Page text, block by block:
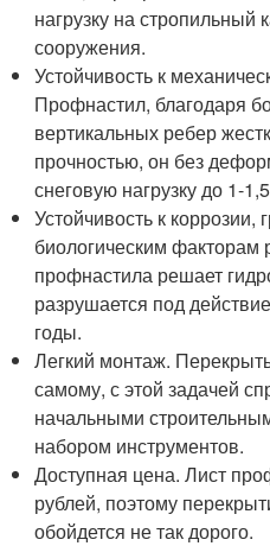
нагрузку на стропильный
сооружения.
Устойчивость к
Профнастил, благодаря
вертикальных ребер
прочностью, он без
снеговую нагрузку до 1-
Устойчивость к коррозии,
биологическим
профнастила решает
разрушается под
годы.
Легкий монтаж.
самому, с этой задачей
начальными
набором инструментов.
Доступная цена. Лист
рублей, поэтому
обойдется не так дорого.